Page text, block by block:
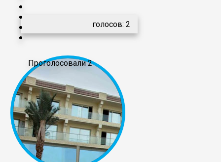
Проголосовали 2
голосов: 2